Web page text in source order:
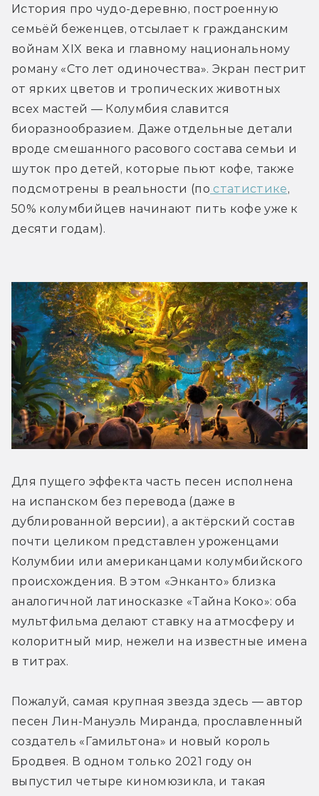
История про чудо-деревню, построенную
семьёй беженцев, отсылает к гражданским
войнам XIX века и главному национальному
роману «Сто лет одиночества». Экран пестрит
от ярких цветов и тропических животных
всех мастей — Колумбия славится
биоразнообразием. Даже отдельные детали
вроде смешанного расового состава семьи и
шуток про детей, которые пьют кофе, также
подсмотрены в реальности (по статистике,
50% колумбийцев начинают пить кофе уже к
десяти годам).
Для пущего эффекта часть песен исполнена
на испанском без перевода (даже в
дублированной версии), а актёрский состав
почти целиком представлен уроженцами
Колумбии или американцами колумбийского
происхождения. В этом «Энканто» близка
аналогичной латиносказке «Тайна Коко»: оба
мультфильма делают ставку на атмосферу и
колоритный мир, нежели на известные имена
в титрах.
Пожалуй, самая крупная звезда здесь — автор
песен Лин-Мануэль Миранда, прославленный
создатель «Гамильтона» и новый король
Бродвея. В одном только 2021 году он
выпустил четыре киномюзикла, и такая